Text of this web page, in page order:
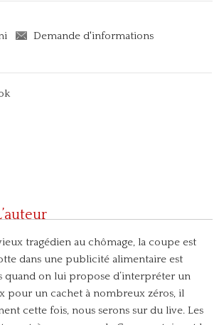
Demande d'informations
tragédien au chômage, la coupe est
dans une publicité alimentaire est
quand on lui propose d’interpréter un
pour un cachet à nombreux zéros, il
cette fois, nous serons sur du live. Les